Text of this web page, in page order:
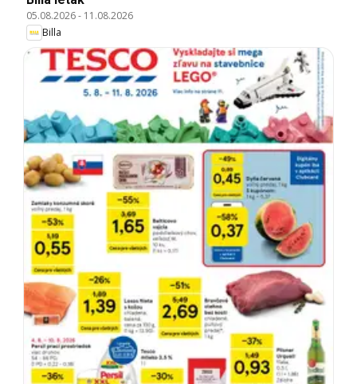
05.08.2026- 11.08.2026
Billa